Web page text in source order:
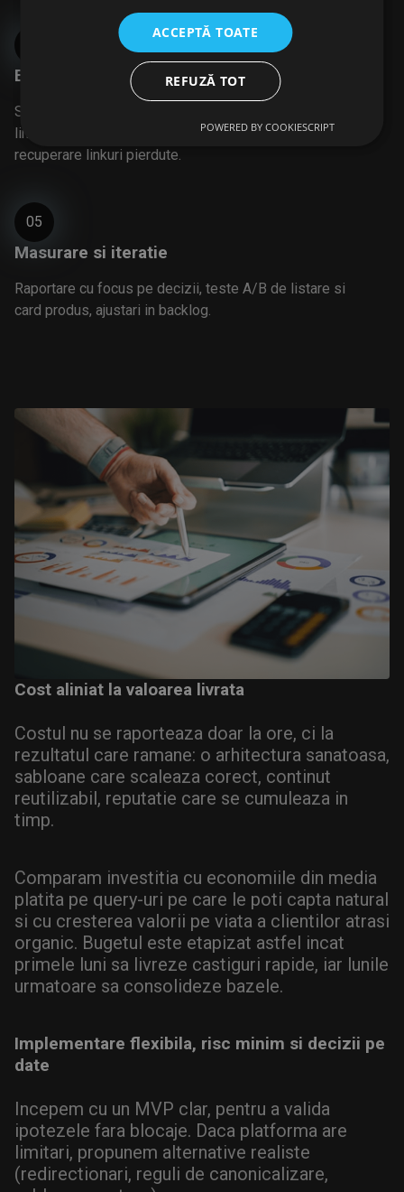
Extindere si autoritate
Scalam continutul pe lunga coada, imbunatatim intern-
linking, lansam campanii de mentiuni editoriale si
recuperare linkuri pierdute.
05
Masurare si iteratie
Raportare cu focus pe decizii, teste A/B de listare si
card produs, ajustari in backlog.
Cost aliniat la valoarea livrata
Costul nu se raporteaza doar la ore, ci la
rezultatul care ramane: o arhitectura sanatoasa,
sabloane care scaleaza corect, continut
reutilizabil, reputatie care se cumuleaza in
timp.
Comparam investitia cu economiile din media
platita pe query-uri pe care le poti capta natural
si cu cresterea valorii pe viata a clientilor atrasi
organic. Bugetul este etapizat astfel incat
primele luni sa livreze castiguri rapide, iar lunile
urmatoare sa consolideze bazele.
Implementare flexibila, risc minim si decizii pe
date
Incepem cu un MVP clar, pentru a valida
ipotezele fara blocaje. Daca platforma are
limitari, propunem alternative realiste
(redirectionari, reguli de canonicalizare,
ACCEPTĂ TOATE
REFUZĂ TOT
POWERED BY COOKIESCRIPT